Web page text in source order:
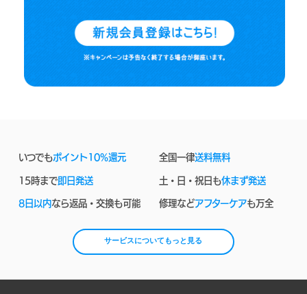
いつでもポイント10%還元 全国一律送料無料
15時まで即日発送 土・日・祝日も休まず発送
8日以内なら返品・交換も可能 修理などアフターケアも万全
サービスについてもっと見る